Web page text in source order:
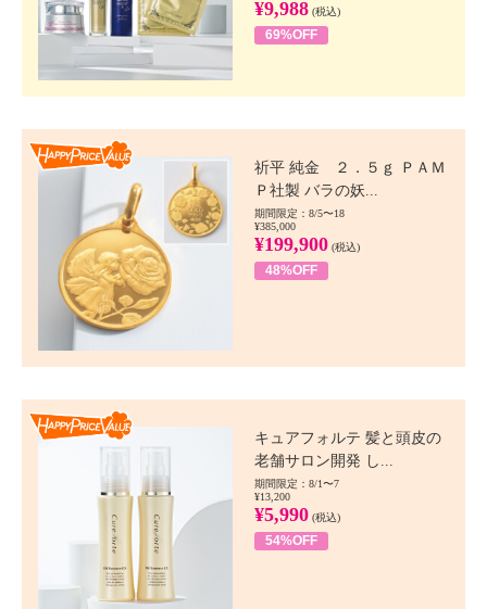
¥9,988 (税込)
69%OFF
祈平 純金 ２．５ｇ ＰＡＭ
Ｐ社製 バラの妖...
期間限定：8/5〜18
¥385,000
¥199,900 (税込)
48%OFF
キュアフォルテ 髪と頭皮の
老舗サロン開発 し...
期間限定：8/1〜7
¥13,200
¥5,990 (税込)
54%OFF